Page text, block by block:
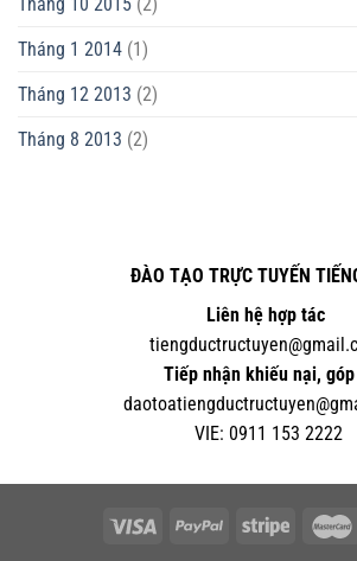
Tháng 1 2014 (1)
Tháng 12 2013 (2)
Tháng 8 2013 (2)
ĐÀO TẠO TRỰC TUYẾN
Liên hệ hợp tác
Tiếp nhận khiếu nại,
VIE: 0911 153 2222